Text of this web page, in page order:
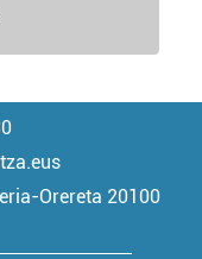
Orereta 20100